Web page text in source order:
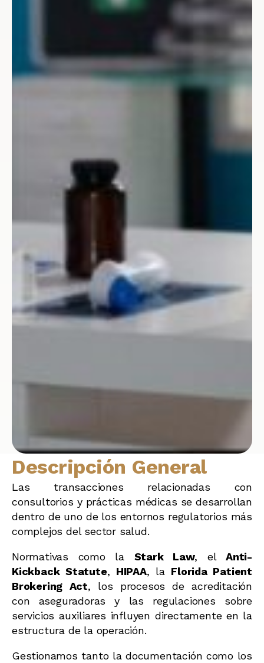
Descripción General
Las transacciones relacionadas con
consultorios y prácticas médicas se desarrollan
dentro de uno de los entornos regulatorios más
complejos del sector salud.
Normativas como la Stark Law, el Anti-
Kickback Statute, HIPAA, la Florida Patient
Brokering Act, los procesos de acreditación
con aseguradoras y las regulaciones sobre
servicios auxiliares influyen directamente en la
estructura de la operación.
Gestionamos tanto la documentación como los